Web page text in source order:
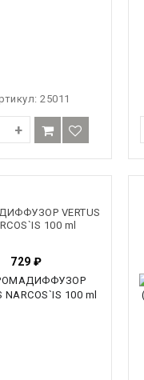
25011
+
VERTUS
100 ml
729 ₽